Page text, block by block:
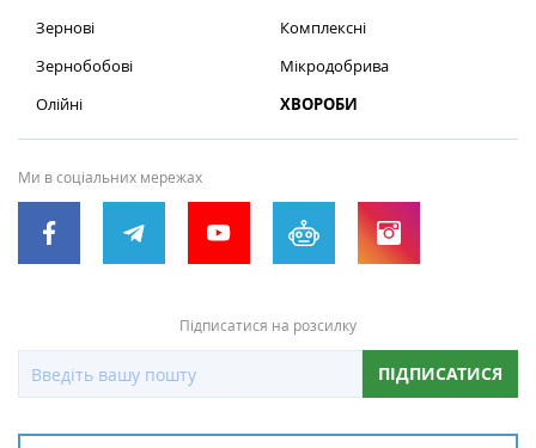
Зернові
Зернобобові
Олійні
Комплексні
Мікродобрива
ХВОРОБИ
Ми в соціальних мережах
Підписатися на розсилку
ПІДПИСАТИСЯ